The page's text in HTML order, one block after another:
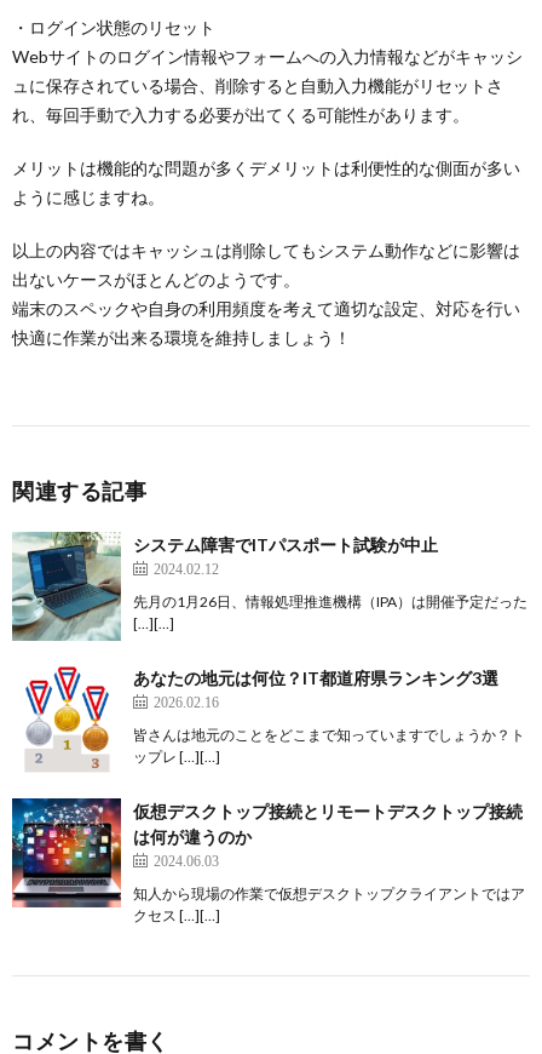
・ログイン状態のリセット
Webサイトのログイン情報やフォームへの入力情報などがキャッシ
ュに保存されている場合、削除すると自動入力機能がリセットさ
れ、毎回手動で入力する必要が出てくる可能性があります。
メリットは機能的な問題が多くデメリットは利便性的な側面が多い
ように感じますね。
以上の内容ではキャッシュは削除してもシステム動作などに影響は
出ないケースがほとんどのようです。
端末のスペックや自身の利用頻度を考えて適切な設定、対応を行い
快適に作業が出来る環境を維持しましょう！
関連する記事
システム障害でITパスポート試験が中止
2024.02.12
先月の1月26日、情報処理推進機構（IPA）は開催予定だった
[…][…]
あなたの地元は何位？IT都道府県ランキング3選
2026.02.16
皆さんは地元のことをどこまで知っていますでしょうか？ト
ップレ […][…]
仮想デスクトップ接続とリモートデスクトップ接続
は何が違うのか
2024.06.03
知人から現場の作業で仮想デスクトップクライアントではア
クセス […][…]
コメントを書く